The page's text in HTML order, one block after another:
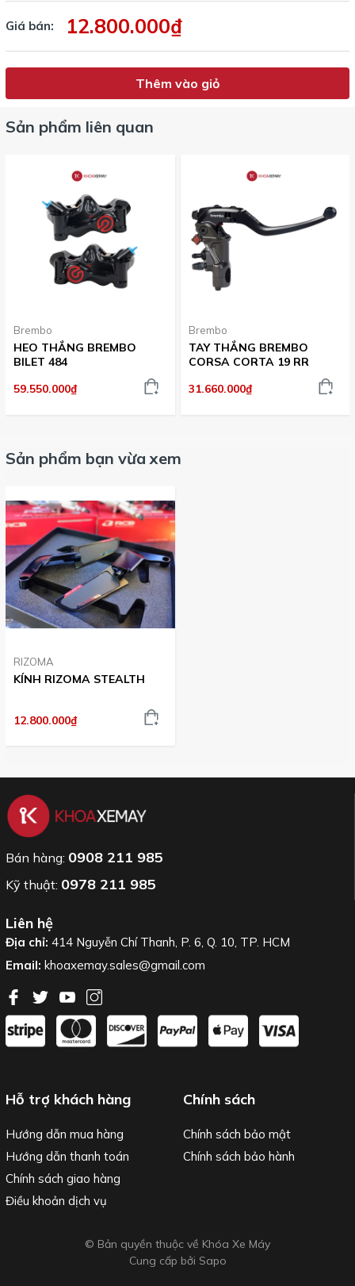
Giá bán: 12.800.000₫
Thêm vào giỏ
Sản phẩm liên quan
Brembo
HEO THẮNG BREMBO
BILET 484
59.550.000₫
Brembo
TAY THẮNG BREMBO
CORSA CORTA 19 RR
31.660.000₫
Sản phẩm bạn vừa xem
RIZOMA
KÍNH RIZOMA STEALTH
12.800.000₫
Bán hàng: 0908 211 985
Kỹ thuật: 0978 211 985
Liên hệ
Địa chỉ: 414 Nguyễn Chí Thanh, P. 6, Q. 10, TP. HCM
Email: khoaxemay.sales@gmail.com
Hỗ trợ khách hàng
Hướng dẫn mua hàng
Hướng dẫn thanh toán
Chính sách giao hàng
Điều khoản dịch vụ
Chính sách
Chính sách bảo mật
Chính sách bảo hành
© Bản quyền thuộc về Khóa Xe Máy
Cung cấp bởi Sapo